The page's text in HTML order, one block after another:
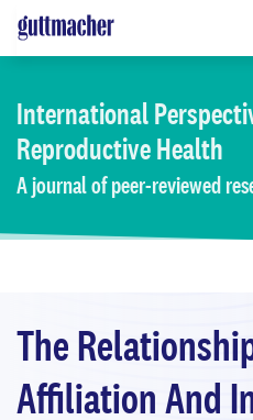
Skip
to
content
International
Reproductive Health
A journal of peer-reviewed
The
Affiliation And